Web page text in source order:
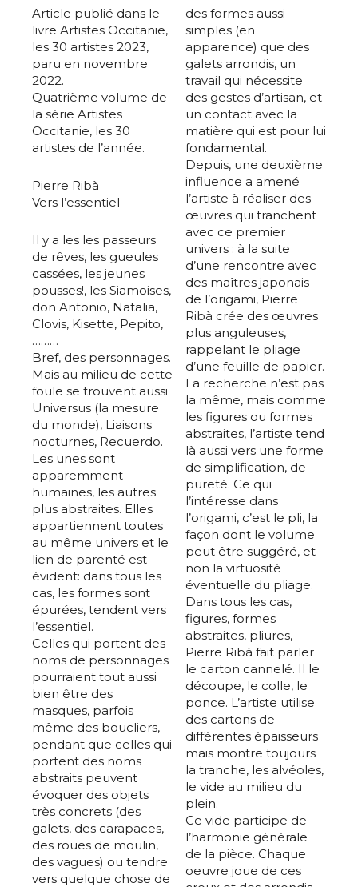
Article publié dans le
livre Artistes Occitanie,
les 30 artistes 2023,
paru en novembre
2022.
Quatrième volume de
la série Artistes
Occitanie, les 30
artistes de l’année.
Pierre Ribà
Vers l’essentiel
Il y a les les passeurs
de rêves, les gueules
cassées, les jeunes
pousses!, les Siamoises,
don Antonio, Natalia,
Clovis, Kisette, Pepito,
………
Bref, des personnages.
Mais au milieu de cette
foule se trouvent aussi
Universus (la mesure
du monde), Liaisons
nocturnes, Recuerdo.
Les unes sont
apparemment
humaines, les autres
plus abstraites. Elles
appartiennent toutes
au même univers et le
lien de parenté est
évident: dans tous les
cas, les formes sont
épurées, tendent vers
l’essentiel.
Celles qui portent des
noms de personnages
pourraient tout aussi
bien être des
masques, parfois
même des boucliers,
pendant que celles qui
portent des noms
abstraits peuvent
évoquer des objets
très concrets (des
galets, des carapaces,
des roues de moulin,
des vagues) ou tendre
vers quelque chose de
des formes aussi
simples (en
apparence) que des
galets arrondis, un
travail qui nécessite
des gestes d’artisan, et
un contact avec la
matière qui est pour lui
fondamental.
Depuis, une deuxième
influence a amené
l’artiste à réaliser des
œuvres qui tranchent
avec ce premier
univers : à la suite
d’une rencontre avec
des maîtres japonais
de l’origami, Pierre
Ribà crée des œuvres
plus anguleuses,
rappelant le pliage
d’une feuille de papier.
La recherche n’est pas
la même, mais comme
les figures ou formes
abstraites, l’artiste tend
là aussi vers une forme
de simplification, de
pureté. Ce qui
l’intéresse dans
l’origami, c’est le pli, la
façon dont le volume
peut être suggéré, et
non la virtuosité
éventuelle du pliage.
Dans tous les cas,
figures, formes
abstraites, pliures,
Pierre Ribà fait parler
le carton cannelé. Il le
découpe, le colle, le
ponce. L’artiste utilise
des cartons de
différentes épaisseurs
mais montre toujours
la tranche, les alvéoles,
le vide au milieu du
plein.
Ce vide participe de
l’harmonie générale
de la pièce. Chaque
oeuvre joue de ces